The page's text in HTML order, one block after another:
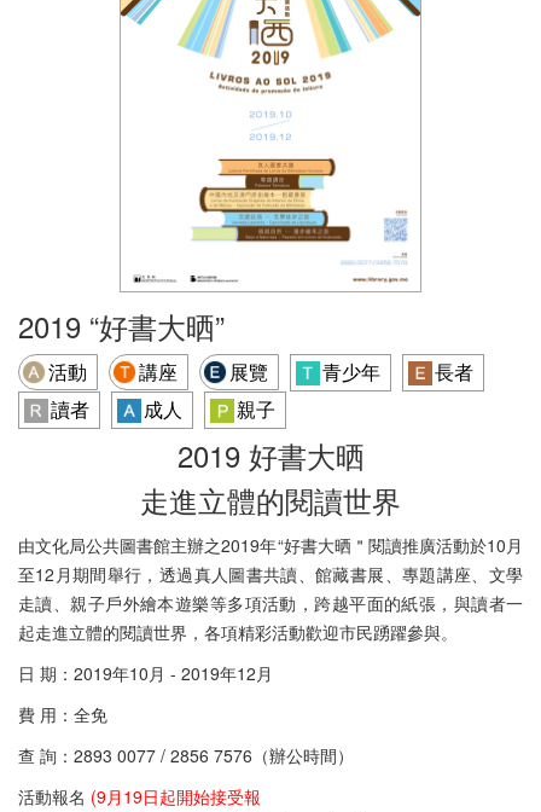
2019 “好書大晒”
活動 講座 展覽 青少年
長者
讀者
成人 親子
2019 好書大晒
走進立體的閱讀世界
由文化局公共圖書館主辦之2019年“好書大晒＂閱讀推廣活動於10月
至12月期間舉行，透過真人圖書共讀、館藏書展、專題講座、文學
走讀、親子戶外繪本遊樂等多項活動，跨越平面的紙張，與讀者一
起走進立體的閱讀世界，各項精彩活動歡迎市民踴躍參與。
日 期：2019年10月 - 2019年12月
費 用：全免
查 詢：2893 0077 / 2856 7576（辦公時間）
活動報名 (9月19日起開始接受報